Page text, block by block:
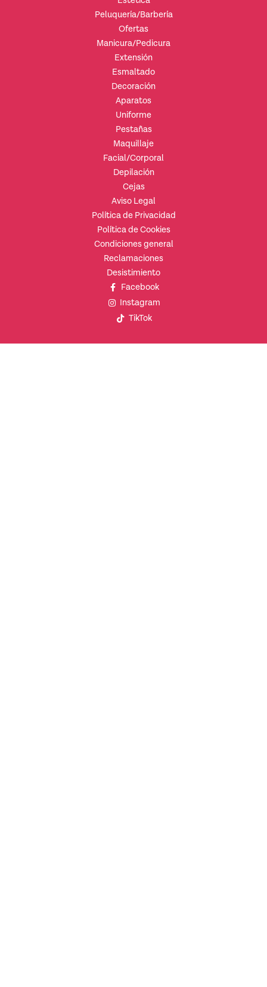
Peluquería/Barbería
Ofertas
Manicura/Pedicura
Extensión
Esmaltado
Decoración
Aparatos
Uniforme
Pestañas
Maquillaje
Facial/Corporal
Depilación
Cejas
Aviso Legal
Política de Privacidad
Política de Cookies
Condiciones general
Reclamaciones
Desistimiento
Facebook
Instagram
TikTok